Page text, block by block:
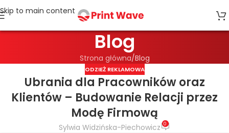
Skip to main content
Blog
Strona główna Blog
ODZIEŻ REKLAMOWA
Ubrania dla Pracowników oraz
Klientów – Budowanie Relacji przez
Modę Firmową
Sylwia Widzińska-Piechowicz 0